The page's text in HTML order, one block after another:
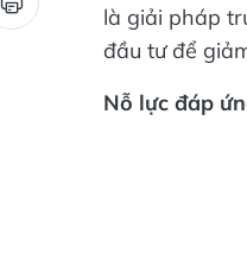
là giải pháp
đầu tư để
Nỗ lực đáp